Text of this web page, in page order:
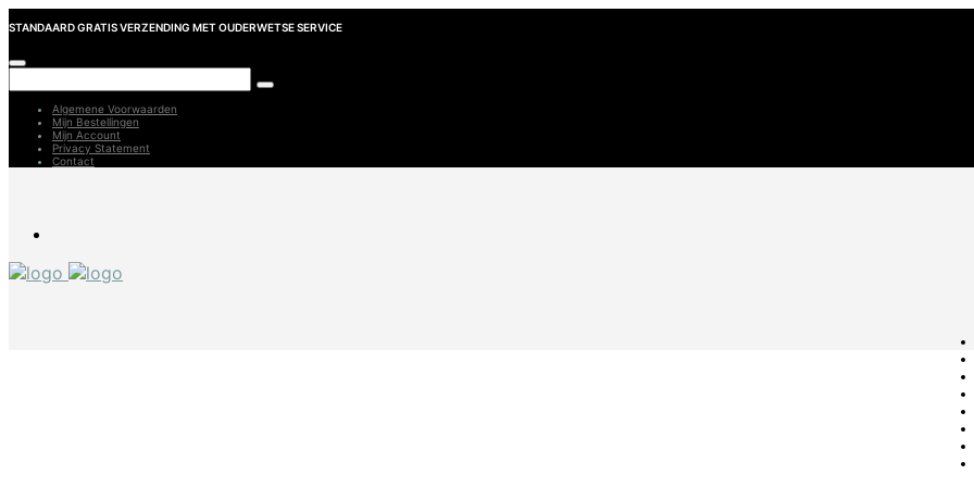
STANDAARD GRATIS VERZENDING MET OUDERWETSE SERVICE
Algemene Voorwaarden
Mijn Bestellingen
Mijn Account
Privacy Statement
Contact